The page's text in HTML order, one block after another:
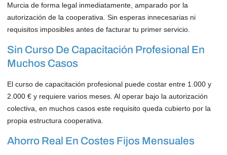
Murcia de forma legal inmediatamente, amparado por la
autorización de la cooperativa. Sin esperas innecesarias ni
requisitos imposibles antes de facturar tu primer servicio.
Sin Curso De Capacitación Profesional En
Muchos Casos
El curso de capacitación profesional puede costar entre 1.000 y
2.000 € y requiere varios meses. Al operar bajo la autorización
colectiva, en muchos casos este requisito queda cubierto por la
propia estructura cooperativa.
Ahorro Real En Costes Fijos Mensuales